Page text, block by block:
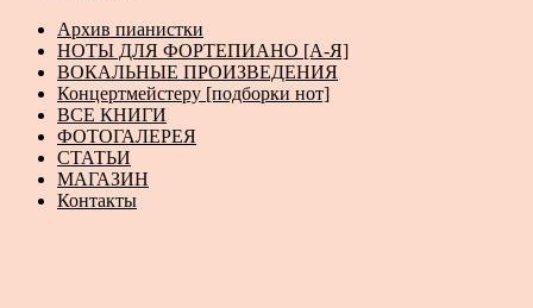
Архив пианистки
НОТЫ ДЛЯ ФОРТЕПИАНО [А-Я]
ВОКАЛЬНЫЕ ПРОИЗВЕДЕНИЯ
Концертмейстеру [подборки нот]
ВСЕ КНИГИ
ФОТОГАЛЕРЕЯ
СТАТЬИ
МАГАЗИН
Контакты